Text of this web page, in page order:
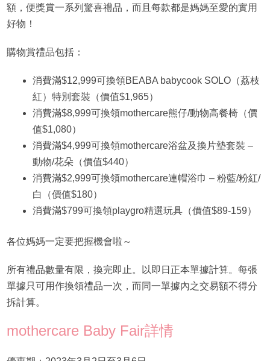
額，便獎賞一系列驚喜禮品，而且每款都是媽媽至愛的實用
好物！
購物賞禮品包括：
消費滿$12,999可換領BEABA babycook SOLO（荔枝
紅）特別套裝（價值$1,965）
消費滿$8,999可換領mothercare熊仔/動物高餐椅（價
值$1,080）
消費滿$4,999可換領mothercare浴盆及換片墊套裝 –
動物/花朵（價值$440）
消費滿$2,999可換領mothercare連帽浴巾 – 粉藍/粉紅/
白（價值$180）
消費滿$799可換領playgro精選玩具（價值$89-159）
各位媽媽一定要把握機會啦～
所有禮品數量有限，換完即止。以即日正本單據計算。每張
單據只可用作換領禮品一次，而同一單據內之交易額不得分
拆計算。
mothercare Baby Fair詳情